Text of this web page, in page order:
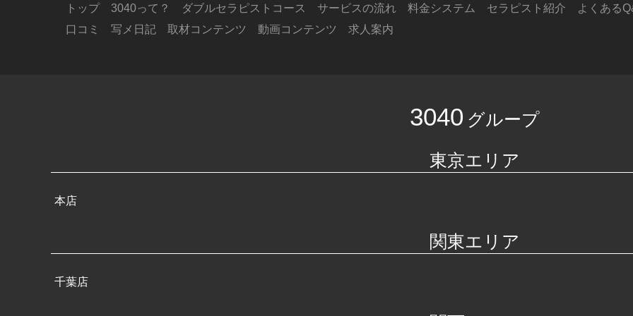
トップ 3040って？ ダブルセラピストコース サービスの流れ 料金システム セラピスト紹介 よくある
口コミ
写メ日記 取材コンテンツ 動画コンテンツ 求人案内
3040 グループ
東京エリア
本店
関東エリア
千葉店